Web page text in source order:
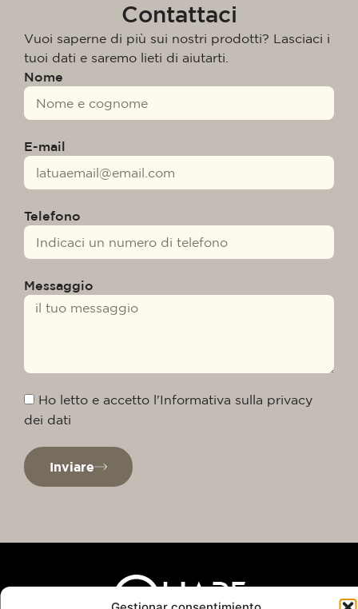
Contattaci
Vuoi saperne di più sui nostri prodotti? Lasciaci i
tuoi dati e saremo lieti di aiutarti.
Nome
E-mail
Telefono
Messaggio
Ho letto e accetto l'Informativa sulla privacy
dei dati
Inviare